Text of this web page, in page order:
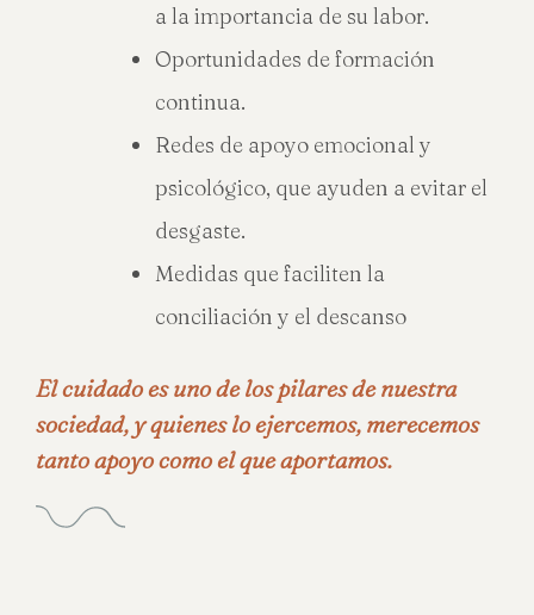
a la importancia de su labor.
Oportunidades de formación
continua.
Redes de apoyo emocional y
psicológico, que ayuden a evitar el
desgaste.
Medidas que faciliten la
conciliación y el descanso
El cuidado es uno de los pilares de nuestra
sociedad, y quienes lo ejercemos, merecemos
tanto apoyo como el que aportamos.